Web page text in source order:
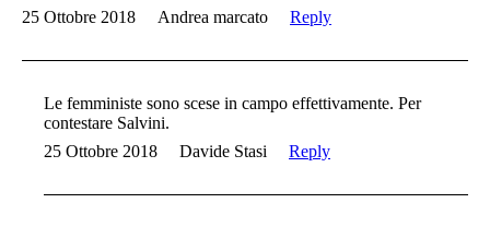
25 Ottobre 2018
Andrea marcato Reply
Le femministe sono scese in campo effettivamente. Per
contestare Salvini.
25 Ottobre 2018
Davide Stasi Reply